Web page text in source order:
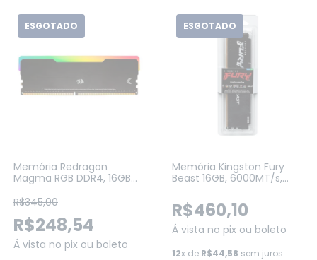
ESGOTADO
Memória Redragon
Magma RGB DDR4, 16GB
Preta (GM-802)
R$345,00
R$248,54
Á vista no pix ou boleto
ESGOTADO
Memória Kingston Fury
Beast 16GB, 6000MT/s,
XMP/AMD EXPO, Preto
(KF560C30BBE-16)
R$460,10
Á vista no pix ou boleto
12x de R$44,58 sem juros